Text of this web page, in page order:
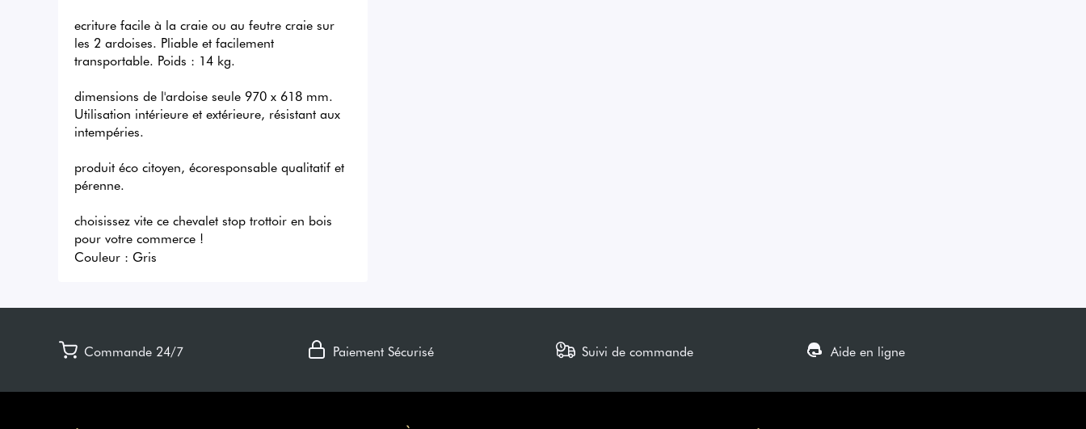
ecriture facile à la craie ou au feutre craie sur
les 2 ardoises. Pliable et facilement
transportable. Poids : 14 kg.
dimensions de l'ardoise seule 970 x 618 mm.
Utilisation intérieure et extérieure, résistant aux
intempéries.
produit éco citoyen, écoresponsable qualitatif et
pérenne.
choisissez vite ce chevalet stop trottoir en bois
pour votre commerce !
Couleur : Gris
Commande 24/7 Paiement Sécurisé Suivi de commande Aide en ligne